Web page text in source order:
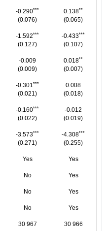
-0.290***
(0.076)
0.138**
(0.065)
-1.592***
(0.127)
-0.433***
(0.107)
-0.009
(0.009)
0.018**
(0.007)
-0.301***
(0.021)
0.008
(0.018)
-0.160***
(0.022)
-0.012
(0.019)
-3.573***
(0.271)
-4.308***
(0.255)
Yes Yes
No Yes
No Yes
No Yes
30 967 30 966